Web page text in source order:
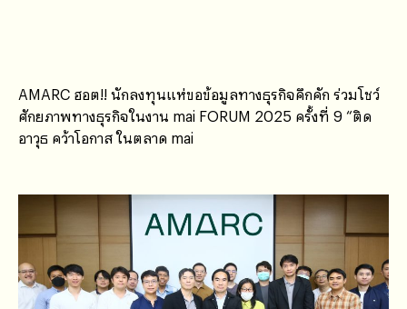
AMARC ฮอต!! นักลงทุนแห่ขอข้อมูลทางธุรกิจคึกคัก ร่วมโชว์
ศักยภาพทางธุรกิจในงาน mai FORUM 2025 ครั้งที่ 9 “ติด
อาวุธ คว้าโอกาส ในตลาด mai